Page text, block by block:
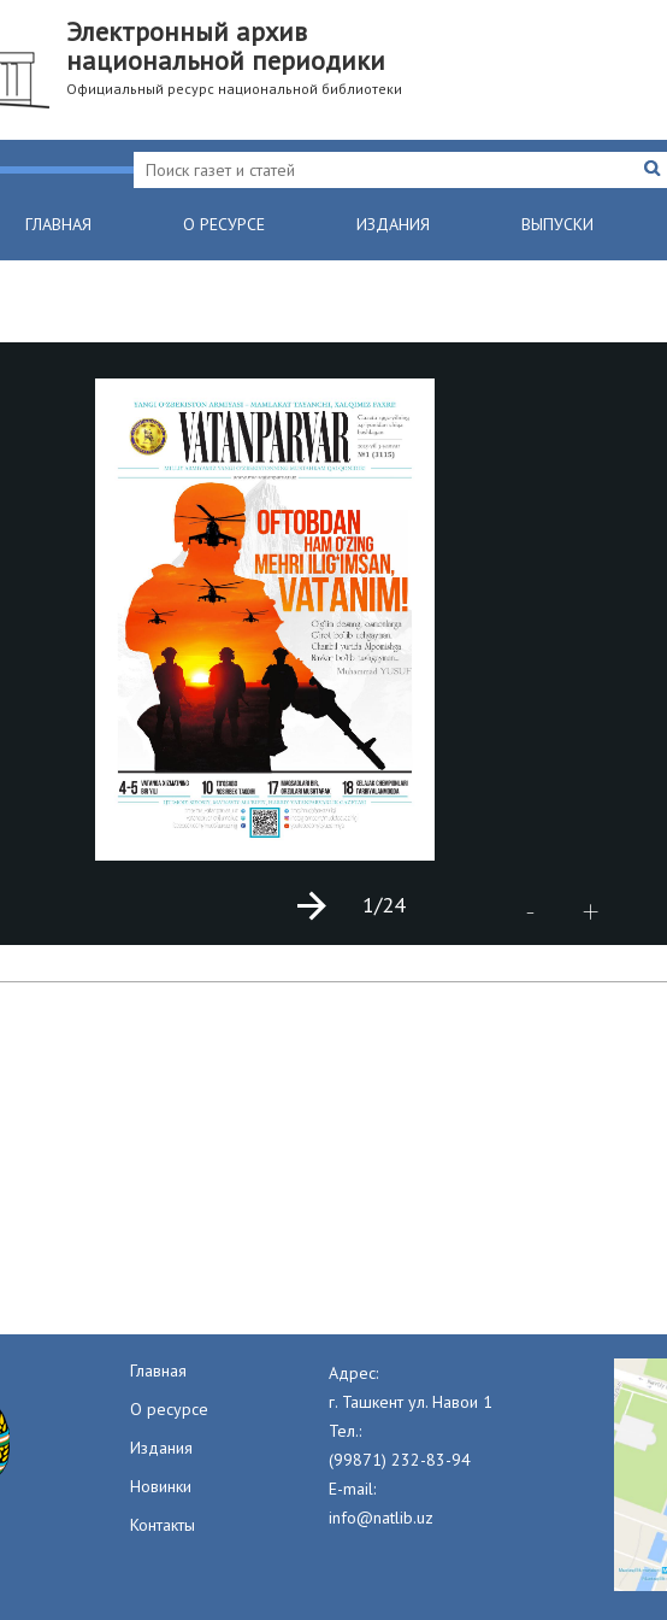
Электронный архив
национальной периодики
Официальный ресурс национальной библиотеки
ГЛАВНАЯ О РЕСУРСЕ ИЗДАНИЯ ВЫПУСКИ
- +
1/24
Главная
О ресурсе
Издания
Новинки
Контакты
Адрес:
г. Ташкент ул. Навои 1
Тел.:
(99871) 232-83-94
E-mail:
info@natlib.uz